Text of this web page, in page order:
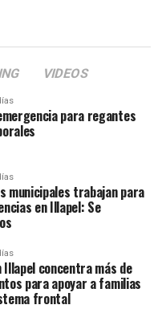
VIDEOS
para regantes
municipales trabajan para
en Illapel: Se
Illapel concentra más de
para apoyar a familias
frontal